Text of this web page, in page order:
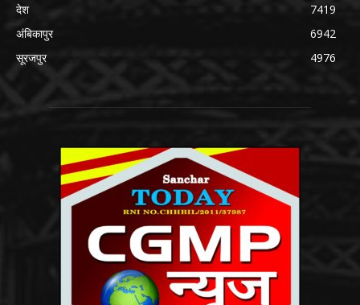
देश
7419
अंबिकापुर
6942
सूरजपुर
4976